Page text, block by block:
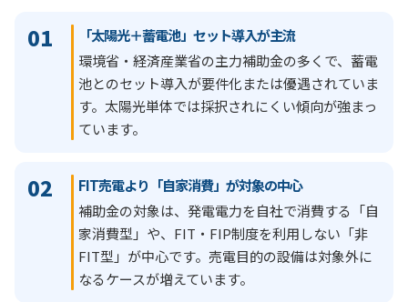
01 「太陽光＋蓄電池」セット導入が主流
環境省・経済産業省の主力補助金の多くで、蓄電
池とのセット導入が要件化または優遇されていま
す。太陽光単体では採択されにくい傾向が強まっ
ています。
02 FIT売電より「自家消費」が対象の中心
補助金の対象は、発電電力を自社で消費する「自
家消費型」や、FIT・FIP制度を利用しない「非
FIT型」が中心です。売電目的の設備は対象外に
なるケースが増えています。